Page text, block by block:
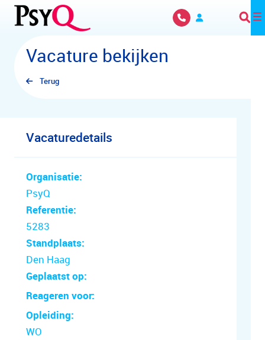
Overslaan en naar hoofdinhoud gaan
Vacature bekijken
Terug
Vacaturedetails
Organisatie:
PsyQ
Referentie:
5283
Standplaats:
Den Haag
Geplaatst op:
Reageren voor:
Opleiding:
WO